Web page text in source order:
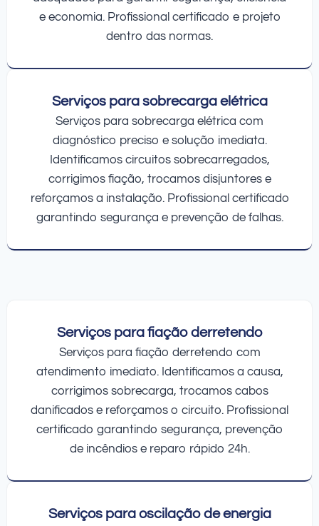
e economia. Profissional certificado e projeto
dentro das normas.
Serviços para sobrecarga elétrica
Serviços para sobrecarga elétrica com
diagnóstico preciso e solução imediata.
Identificamos circuitos sobrecarregados,
corrigimos fiação, trocamos disjuntores e
reforçamos a instalação. Profissional certificado
garantindo segurança e prevenção de falhas.
Serviços para fiação derretendo
Serviços para fiação derretendo com
atendimento imediato. Identificamos a causa,
corrigimos sobrecarga, trocamos cabos
danificados e reforçamos o circuito. Profissional
certificado garantindo segurança, prevenção
de incêndios e reparo rápido 24h.
Serviços para oscilação de energia